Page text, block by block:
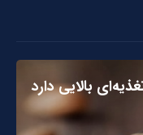
بالایی دارد